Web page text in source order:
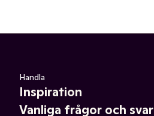
Handla
Inspiration
Vanliga frågor och svar